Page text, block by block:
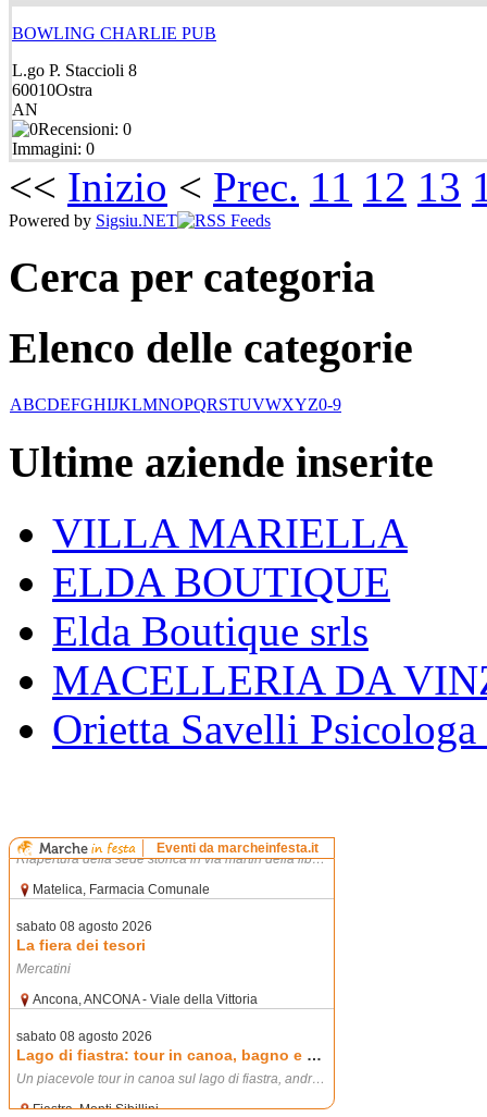
BOWLING CHARLIE PUB
L.go P. Staccioli 8
60010Ostra
AN
Recensioni: 0
Immagini: 0
<< Inizio < Prec. 11 12 13
Powered by Sigsiu.NET
Cerca per categoria
Elenco delle categorie
ABCDEFGHIJKLMNOPQRSTUVWXYZ0-9
Ultime aziende inserite
VILLA MARIELLA
ELDA BOUTIQUE
Elda Boutique srls
MACELLERIA DA
Orietta Savelli Psicologa